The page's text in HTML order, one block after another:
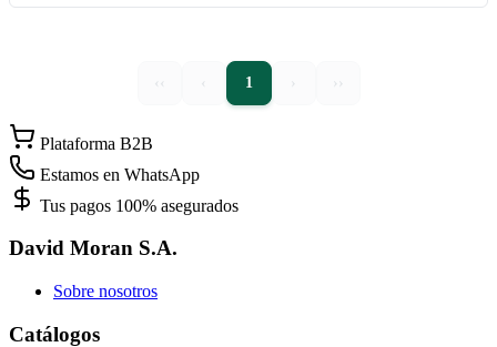
‹‹ ‹ 1 › ››
Plataforma B2B
Estamos en WhatsApp
Tus pagos 100% asegurados
David Moran S.A.
Sobre nosotros
Catálogos